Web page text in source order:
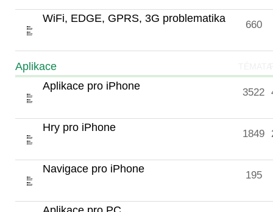
WiFi, EDGE, GPRS, 3G problematika
660
Aplikace
Aplikace pro iPhone
3522
Hry pro iPhone
1849
Navigace pro iPhone
195